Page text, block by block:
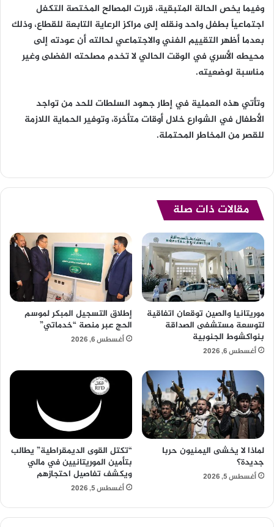
وفيما يخص الحالة المتبقية، قررت المصالح المختصة التكفل
اجتماعياً بطفل واحد ونقله إلى مراكز الرعاية التابعة للقطاع، وذلك
بعدما أظهر التقييم الفني والاجتماعي لحالته أن عودته إلى
محيطه الأسري في الوقت الحالي لا تخدم مصلحته الفضلى وغير
مناسبة لوضعيته.
وتأتي هذه العملية في إطار جهود السلطات للحد من تواجد
الأطفال في الشوارع خلال أوقات متأخرة، وتوفير الحماية اللازمة
للقصر من المخاطر المحتملة.
مقالات ذات صلة
موريتانيا والصين توقعان اتفاقية
لتوسعة مستشفى الصداقة
بنواكشوط الجنوبية
أغسطس 6, 2026
إطلاق التسجيل المبكر لموسم
الحج عبر منصة “خدماتي”
أغسطس 6, 2026
لماذا لا يخشى اليمنيون حربا
جديدة؟
أغسطس 5, 2026
“تكتل القوى الديمقراطية” يطالب
بتأمين الموريتانيين في مالي
ويكشف تفاصيل احتجازهم
أغسطس 5, 2026